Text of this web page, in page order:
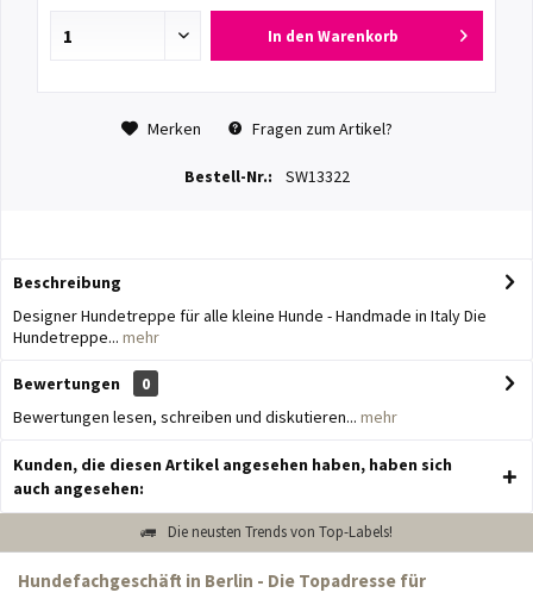
In den Warenkorb
Merken Fragen zum Artikel?
Bestell-Nr.: SW13322
Beschreibung
Designer Hundetreppe für alle kleine Hunde - Handmade in Italy Die
Hundetreppe... mehr
Bewertungen
0
Bewertungen lesen, schreiben und diskutieren... mehr
Kunden, die diesen Artikel angesehen haben, haben sich
auch angesehen:
Die neusten Trends von Top-Labels!
Hundefachgeschäft in Berlin - Die Topadresse für